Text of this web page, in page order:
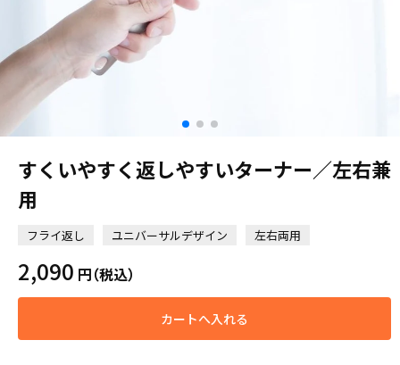
すくいやすく返しやすいターナー／左右兼
用
フライ返し ユニバーサルデザイン 左右両用
2,090 円（税込）
カートへ入れる